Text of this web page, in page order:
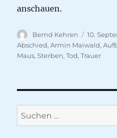
anschauen.
Autor
Bernd Kehren
am
10.
Abschied,Armin Maiwald,
Maus,Sterben,Tod,Trauer
Suche
nach: